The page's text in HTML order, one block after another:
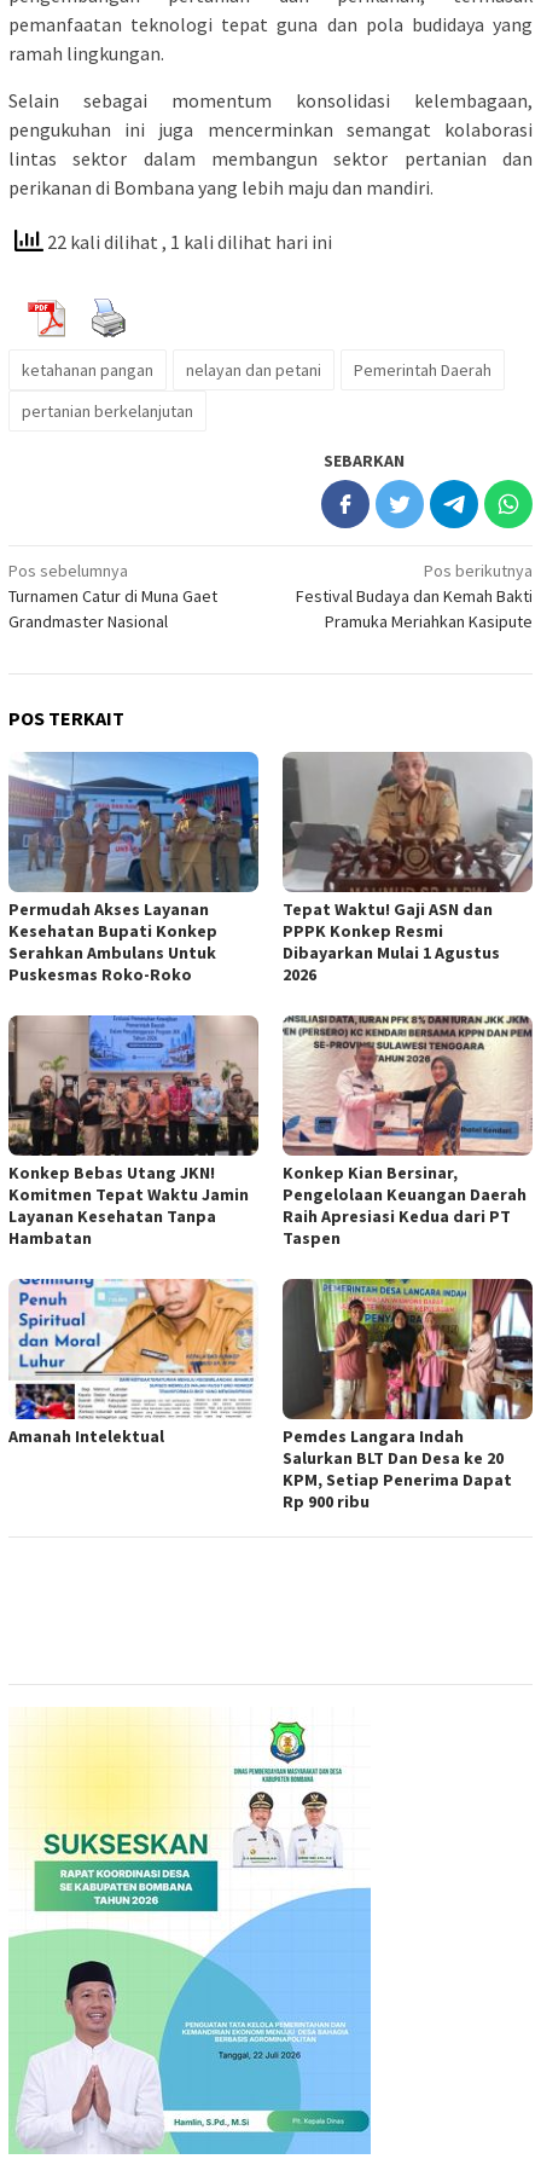
pemanfaatan teknologi tepat guna dan pola budidaya yang
ramah lingkungan.
Selain sebagai momentum konsolidasi kelembagaan,
pengukuhan ini juga mencerminkan semangat kolaborasi
lintas sektor dalam membangun sektor pertanian dan
perikanan di Bombana yang lebih maju dan mandiri.
22 kali dilihat , 1 kali dilihat hari ini
ketahanan pangan nelayan dan petani
Pemerintah Daerah
pertanian berkelanjutan
SEBARKAN
Navigasi
pos
Pos sebelumnya
Turnamen Catur di Muna Gaet
Grandmaster Nasional
Pos berikutnya
Festival Budaya dan Kemah Bakti
Pramuka Meriahkan Kasipute
POS TERKAIT
Permudah Akses Layanan
Kesehatan Bupati Konkep
Serahkan Ambulans Untuk
Puskesmas Roko-Roko
Tepat Waktu! Gaji ASN dan
PPPK Konkep Resmi
Dibayarkan Mulai 1 Agustus
2026
Konkep Bebas Utang JKN!
Komitmen Tepat Waktu Jamin
Layanan Kesehatan Tanpa
Hambatan
Konkep Kian Bersinar,
Pengelolaan Keuangan Daerah
Raih Apresiasi Kedua dari PT
Taspen
Amanah Intelektual
Pemdes Langara Indah
Salurkan BLT Dan Desa ke 20
KPM, Setiap Penerima Dapat
Rp 900 ribu